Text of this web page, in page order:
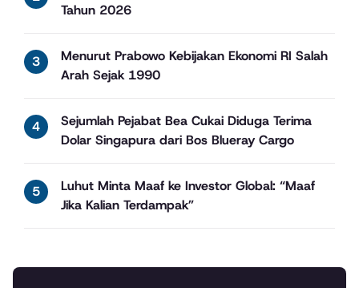
Tahun 2026
Menurut Prabowo Kebijakan Ekonomi RI Salah
Arah Sejak 1990
Sejumlah Pejabat Bea Cukai Diduga Terima
Dolar Singapura dari Bos Blueray Cargo
Luhut Minta Maaf ke Investor Global: “Maaf
Jika Kalian Terdampak”